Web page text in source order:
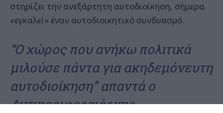
στηρίζει την ανεξάρτητη αυτοδιοίκηση, σήμερα
«εγκαλεί» έναν αυτοδιοικητικό συνδυασμό.
“Ο χώρος που ανήκω πολιτικά
μιλούσε πάντα για ακηδεμόνευτη
αυτοδιοίκηση” απαντά ο
Αντιπεριφερειάρχης